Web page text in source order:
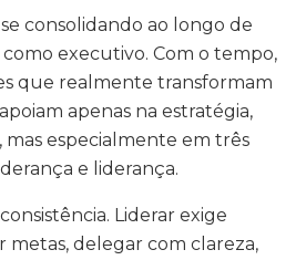
consolidando ao longo de
como executivo. Com o tempo,
que realmente transformam
apenas na estratégia,
mas especialmente em três
e liderança.
Liderar exige
metas, delegar com clareza,